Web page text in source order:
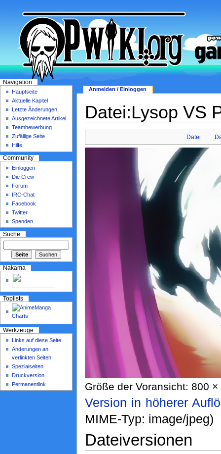
Datei:Lysop VS
Datei
Größe der Voransicht: 800
Version in höherer
MIME-Typ: image/jpeg)
Dateiversionen
Anmelden / Einloggen
Navigation
Hauptseite
Aktuelle Kapitel
Letzte Änderungen
Ausgezeichnete Artikel
Teambewerbung
Zufällige Seite
Hilfe
Community
Einloggen
Die Crew
Forum
IRC-Chat
Facebook
Twitter
Spenden
Suche
Nakama
Toplists
Werkzeuge
Links auf diese Seite
Änderungen an
verlinkten Seiten
Spezialseiten
Druckversion
Permanentlink